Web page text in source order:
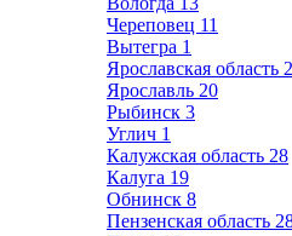
Череповец 11
Вытегра 1
Ярославская область
Ярославль 20
Рыбинск 3
Углич 1
Калужская область 28
Калуга 19
Обнинск 8
Пензенская область